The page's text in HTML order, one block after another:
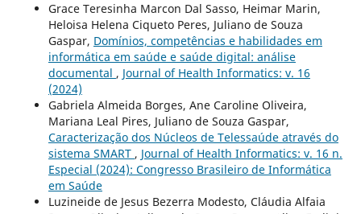
Grace Teresinha Marcon Dal Sasso, Heimar Marin,
Heloisa Helena Ciqueto Peres, Juliano de Souza
Gaspar, Domínios, competências e habilidades em
informática em saúde e saúde digital: análise
documental , Journal of Health Informatics: v. 16
(2024)
Gabriela Almeida Borges, Ane Caroline Oliveira,
Mariana Leal Pires, Juliano de Souza Gaspar,
Caracterização dos Núcleos de Telessaúde através do
sistema SMART , Journal of Health Informatics: v. 16 n.
Especial (2024): Congresso Brasileiro de Informática
em Saúde
Luzineide de Jesus Bezerra Modesto, Cláudia Alfaia